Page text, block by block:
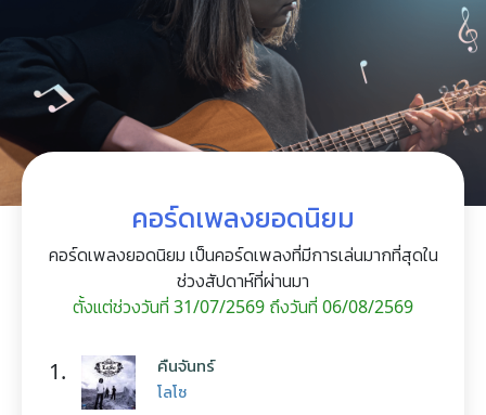
คอร์ดเพลงยอดนิยม
คอร์ดเพลงยอดนิยม เป็นคอร์ดเพลงที่มีการเล่นมากที่สุดใน
ช่วงสัปดาห์ที่ผ่านมา
ตั้งแต่ช่วงวันที่ 31/07/2569 ถึงวันที่ 06/08/2569
1. คืนจันทร์
โลโซ